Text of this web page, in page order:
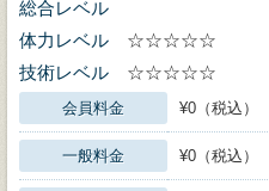
総合レベル
体力レベル
☆☆☆☆☆
技術レベル
☆☆☆☆☆
会員料金 ¥0（税込）
一般料金 ¥0（税込）